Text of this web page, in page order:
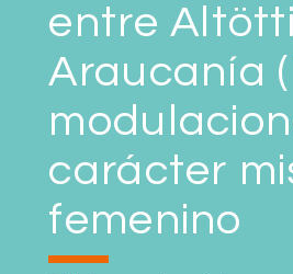
entre
Araucanía
carácter
femenino